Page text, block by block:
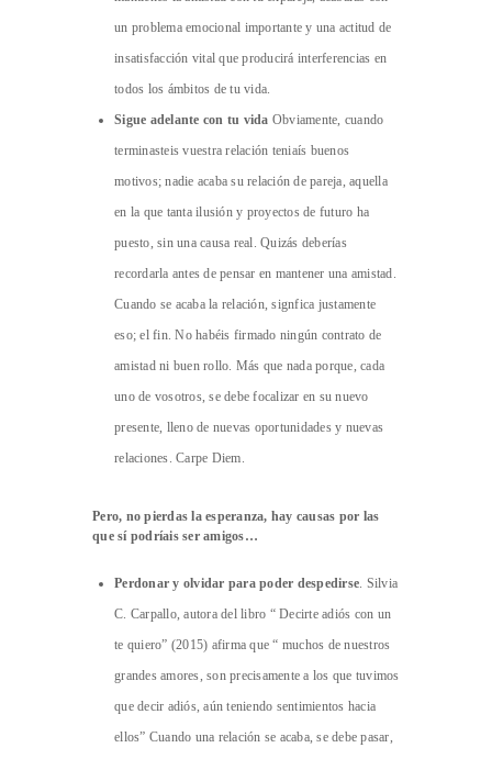
un problema emocional importante y una actitud de
insatisfacción vital que producirá interferencias en
todos los ámbitos de tu vida.
Sigue adelante con tu vida Obviamente, cuando
terminasteis vuestra relación teniaís buenos
motivos; nadie acaba su relación de pareja, aquella
en la que tanta ilusión y proyectos de futuro ha
puesto, sin una causa real. Quizás deberías
recordarla antes de pensar en mantener una amistad.
Cuando se acaba la relación, signfica justamente
eso; el fin. No habéis firmado ningún contrato de
amistad ni buen rollo. Más que nada porque, cada
uno de vosotros, se debe focalizar en su nuevo
presente, lleno de nuevas oportunidades y nuevas
relaciones. Carpe Diem.
Pero, no pierdas la esperanza, hay causas por las
que sí podríais ser amigos…
Perdonar y olvidar para poder despedirse. Silvia
C. Carpallo, autora del libro “ Decirte adiós con un
te quiero” (2015) afirma que “ muchos de nuestros
grandes amores, son precisamente a los que tuvimos
que decir adiós, aún teniendo sentimientos hacia
ellos” Cuando una relación se acaba, se debe pasar,